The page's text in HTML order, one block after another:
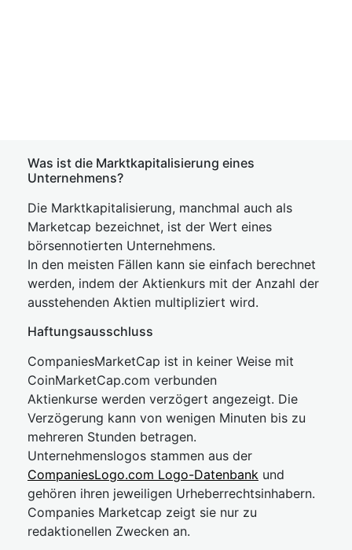
Was ist die Marktkapitalisierung eines
Unternehmens?
Die Marktkapitalisierung, manchmal auch als
Marketcap bezeichnet, ist der Wert eines
börsennotierten Unternehmens.
In den meisten Fällen kann sie einfach berechnet
werden, indem der Aktienkurs mit der Anzahl der
ausstehenden Aktien multipliziert wird.
Haftungsausschluss
CompaniesMarketCap ist in keiner Weise mit
CoinMarketCap.com verbunden
Aktienkurse werden verzögert angezeigt. Die
Verzögerung kann von wenigen Minuten bis zu
mehreren Stunden betragen.
Unternehmenslogos stammen aus der
CompaniesLogo.com Logo-Datenbank und
gehören ihren jeweiligen Urheberrechtsinhabern.
Companies Marketcap zeigt sie nur zu
redaktionellen Zwecken an.